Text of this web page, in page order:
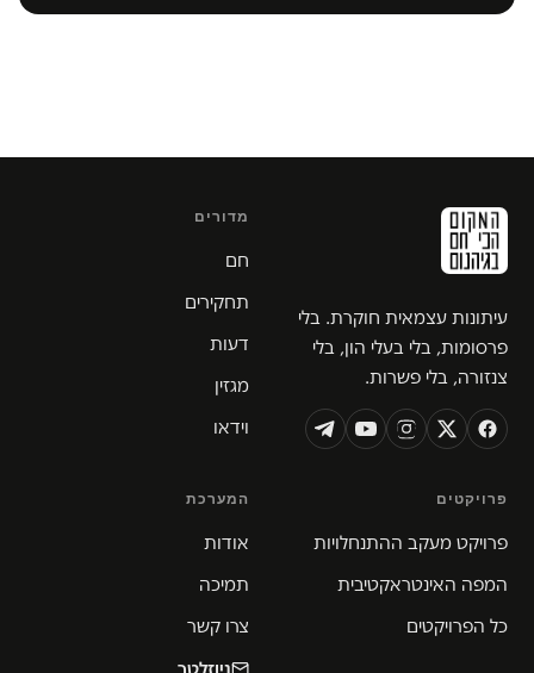
עיתונות עצמאית חוקרת. בלי
פרסומות, בלי בעלי הון, בלי
צנזורה, בלי פשרות.
מדורים
חם
תחקירים
דעות
מגזין
וידאו
פרויקטים
פרויקט מעקב ההתנחלויות
המפה האינטראקטיבית
כל הפרויקטים
המערכת
אודות
תמיכה
צרו קשר